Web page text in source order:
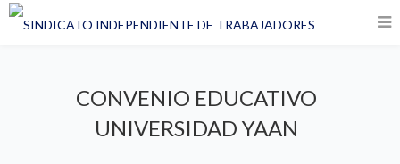
CONVENIO EDUCATIVO
UNIVERSIDAD YAAN